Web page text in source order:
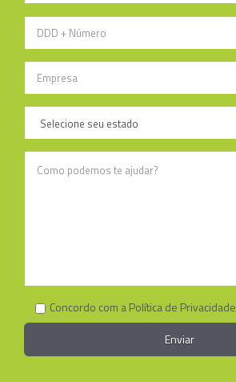
Concordo com a Política de Privacidade